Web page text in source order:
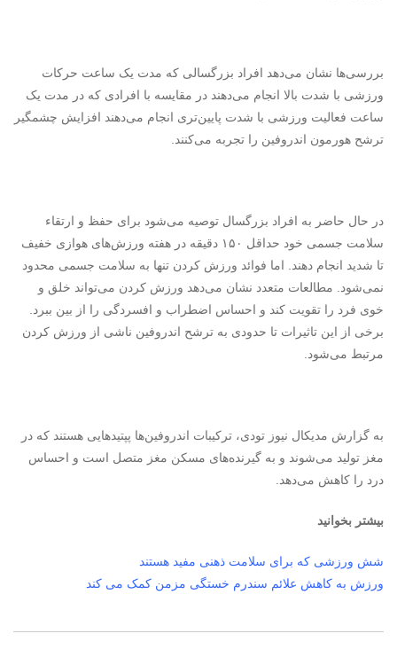
بررسی‌ها نشان می‌دهد افراد بزرگسالی که مدت یک ساعت حرکات
ورزشی با شدت بالا انجام می‌دهند در مقایسه با افرادی که در مدت یک
ساعت فعالیت ورزشی با شدت پایین‌تری انجام می‌دهند افزایش چشمگیر
ترشح هورمون اندروفین را تجربه می‌کنند.
در حال حاضر به افراد بزرگسال توصیه می‌شود برای حفظ و ارتقاء
سلامت جسمی خود حداقل ۱۵۰ دقیقه در هفته ورزش‌های هوازی خفیف
تا شدید انجام دهند. اما فوائد ورزش کردن تنها به سلامت جسمی محدود
نمی‌شود. مطالعات متعدد نشان می‌دهد ورزش کردن می‌تواند خلق و
خوی فرد را تقویت کند و احساس اضطراب و افسردگی را از بین ببرد.
برخی از این تاثیرات تا حدودی به ترشح اندروفین ناشی از ورزش کردن
مرتبط می‌شود.
به گزارش مدیکال نیوز تودی، ترکیبات اندروفین‌ها پپتیدهایی هستند که در
مغز تولید می‌شوند و به گیرنده‌های مسکن مغز متصل است و احساس
درد را کاهش می‌دهد.
بیشتر بخوانید
شش ورزشی که برای سلامت ذهنی مفید هستند
ورزش به کاهش علائم سندرم خستگی مزمن کمک می کند